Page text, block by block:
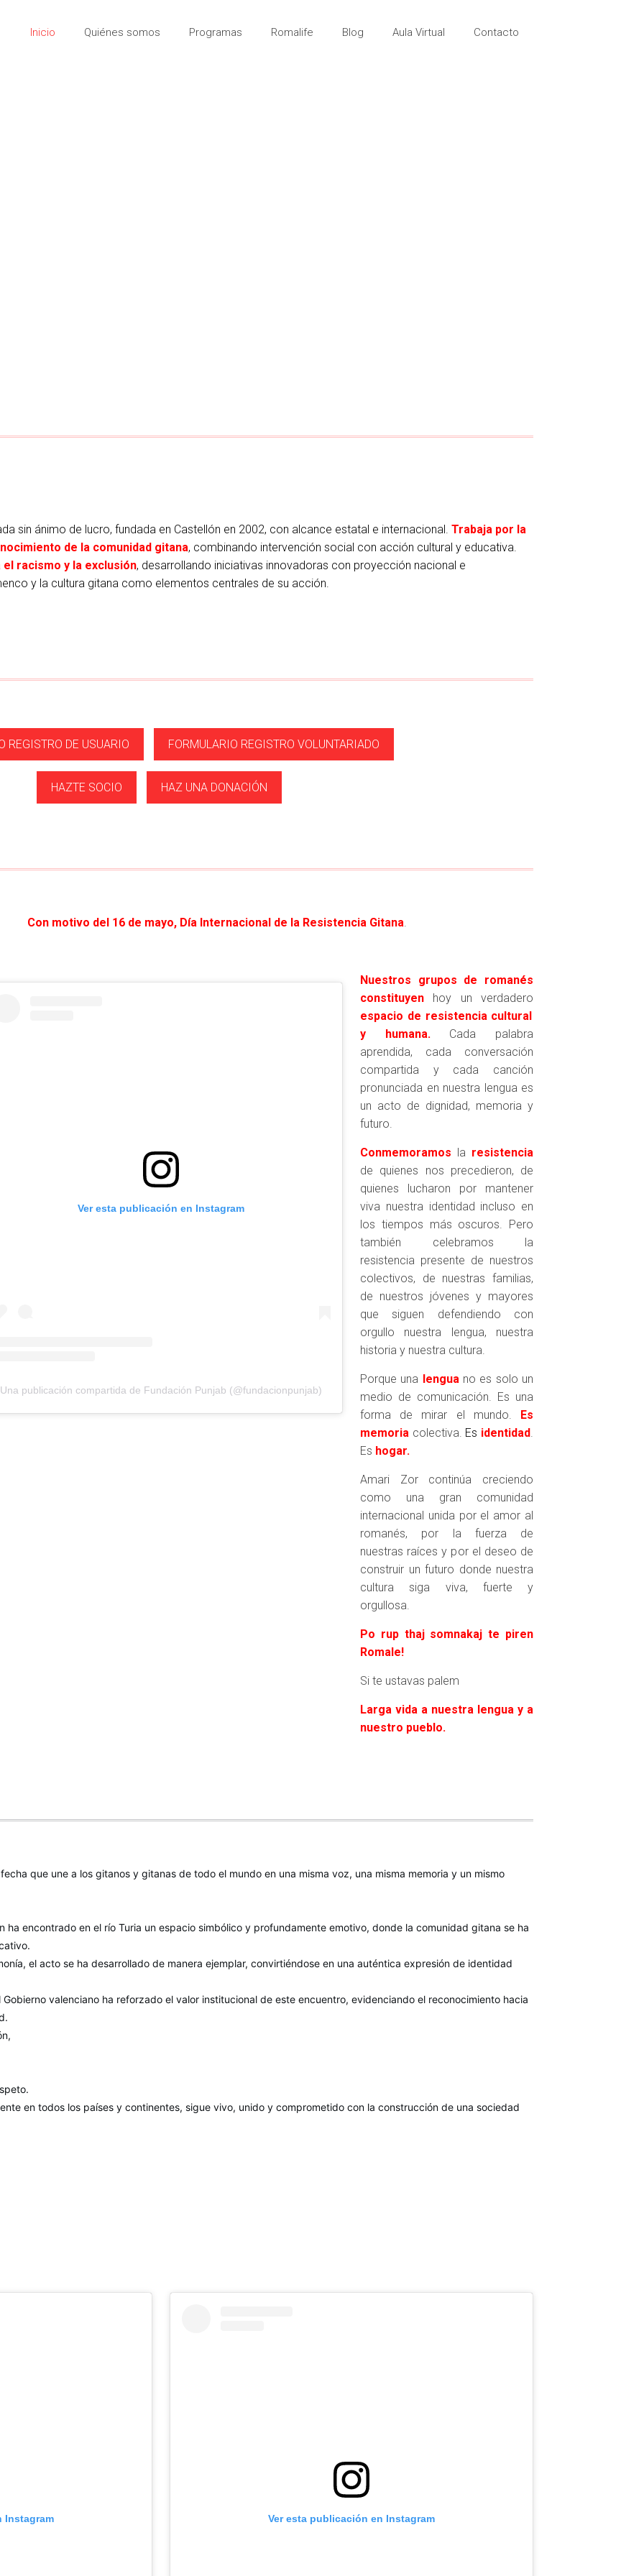
Inicio Quiénes somos Programas Romalife Blog Aula Virtual Contacto
sin ánimo de lucro, fundada en Castellón en 2002, con alcance estatal e internacional. Trabaja por la
de la comunidad gitana, combinando intervención social con acción cultural y educativa.
el racismo y la exclusión, desarrollando iniciativas innovadoras con proyección nacional e
y la cultura gitana como elementos centrales de su acción.
REGISTRO DE USUARIO FORMULARIO REGISTRO VOLUNTARIADO
HAZTE SOCIO HAZ UNA DONACIÓN
Día Internacional de la Resistencia Gitana.
Ver esta publicación en Instagram
Una publicación compartida de Fundación Punjab (@fundacionpunjab)
Nuestros grupos de romanés
constituyen hoy un verdadero
espacio de resistencia cultural
y humana.Cada palabra
aprendida, cada conversación
compartida y cada canción
pronunciada en nuestra lengua es
un acto de dignidad, memoria y
futuro.
Conmemoramos la resistencia
de quienes nos precedieron, de
quienes lucharon por mantener
viva nuestra identidad incluso en
los tiempos más oscuros. Pero
también celebramos la
resistencia presente de nuestros
colectivos, de nuestras familias,
de nuestros jóvenes y mayores
que siguen defendiendo con
orgullo nuestra lengua, nuestra
historia y nuestra cultura.
Porque una lenguano es solo un
medio de comunicación. Es una
forma de mirar el mundo. Es
memoria colectiva. Es identidad.
Es hogar.
Amari Zor continúa creciendo
como una gran comunidad
internacional unida por el amor al
romanés, por la fuerza de
nuestras raíces y por el deseo de
construir un futuro donde nuestra
cultura siga viva, fuerte y
orgullosa.
Po rup thaj somnakaj te piren
Romale!
Si te ustavas palem
Larga vida a nuestra lengua y a
nuestro pueblo.
que une a los gitanos y gitanas de todo el mundo en una misma voz, una misma memoria y un mismo
ha encontrado en el río Turia un espacio simbólico y profundamente emotivo, donde la comunidad gitana se ha
el acto se ha desarrollado de manera ejemplar, convirtiéndose en una auténtica expresión de identidad
valenciano ha reforzado el valor institucional de este encuentro, evidenciando el reconocimiento hacia
en todos los países y continentes, sigue vivo, unido y comprometido con la construcción de una sociedad
Instagram Ver esta publicación en Instagram